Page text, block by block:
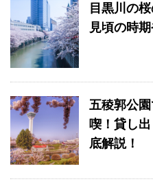
目黒川の
見頃の時
五稜郭公
喫！貸し
底解説！